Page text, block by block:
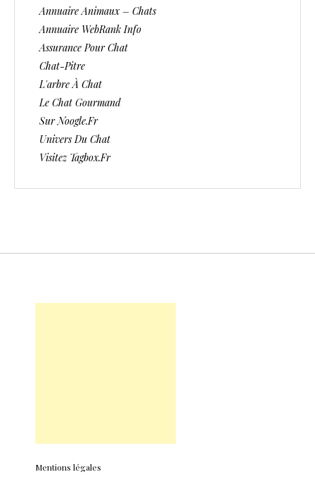
Annuaire Animaux – Chats
Annuaire WebRank Info
Assurance Pour Chat
Chat-Pitre
L'arbre À Chat
Le Chat Gourmand
Sur Noogle.fr
Univers Du Chat
Visitez Tagbox.fr
Mentions légales